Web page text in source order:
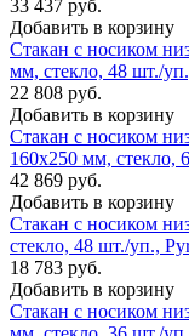
33 437 руб.
Добавить в корзину
Стакан с носиком
мм, стекло, 48 шт./
22 808 руб.
Добавить в корзину
Стакан с носиком
160х250 мм, стекло,
42 869 руб.
Добавить в корзину
Стакан с носиком
стекло, 48 шт./уп.,
18 783 руб.
Добавить в корзину
Стакан с носиком